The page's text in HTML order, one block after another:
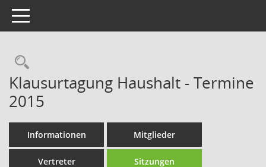
Toggle navigation
Rechercheauswahl
Klausurtagung Haushalt - Termine
2015
Informationen Mitglieder
Vertreter Sitzungen